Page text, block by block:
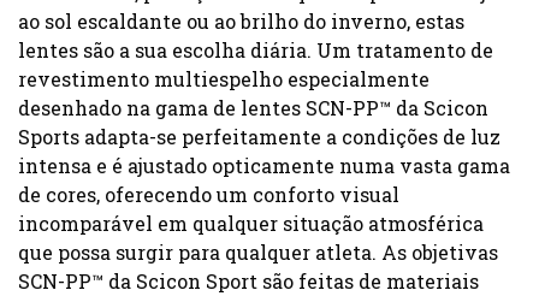
ao sol escaldante ou ao brilho do inverno, estas
lentes são a sua escolha diária. Um tratamento de
revestimento multiespelho especialmente
desenhado na gama de lentes SCN-PP™ da Scicon
Sports adapta-se perfeitamente a condições de luz
intensa e é ajustado opticamente numa vasta gama
de cores, oferecendo um conforto visual
incomparável em qualquer situação atmosférica
que possa surgir para qualquer atleta. As objetivas
SCN-PP™ da Scicon Sport são feitas de materiais